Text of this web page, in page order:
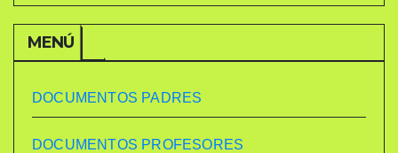
MENÚ
DOCUMENTOS PADRES
DOCUMENTOS PROFESORES